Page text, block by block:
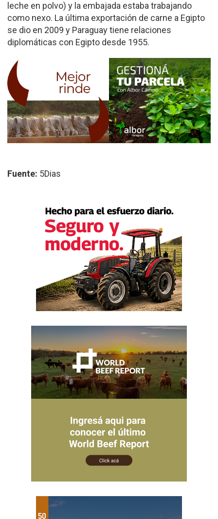
leche en polvo) y la embajada estaba trabajando
como nexo. La última exportación de carne a Egipto
se dio en 2009 y Paraguay tiene relaciones
diplomáticas con Egipto desde 1955.
Fuente: 5Dias